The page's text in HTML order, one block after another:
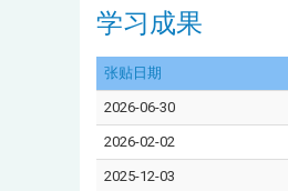
学习成果
张贴日期
2026-06-30
2026-02-02
2025-12-03